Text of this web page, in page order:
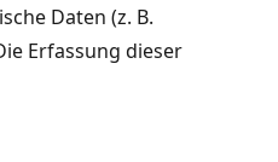
Daten (z. B.
Erfassung dieser